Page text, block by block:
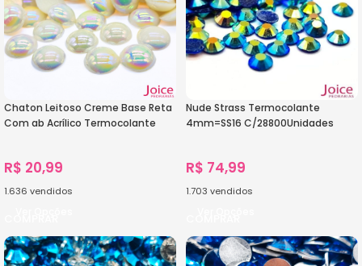
Chaton Leitoso Creme Base Reta
Com ab Acrílico Termocolante
R$ 20,99
1.636 vendidos
Nude Strass Termocolante
4mm=SS16 C/28800Unidades
R$ 74,99
1.703 vendidos